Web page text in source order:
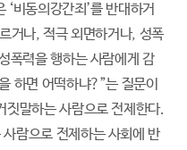
비동의강간죄’를 반대하거
거나, 적극 외면하거나, 성폭
폭력을 행하는 사람에게 감
하면 어떡하냐?”는 질문이
짓말하는 사람으로 전제한다.
람으로 전제하는 사회에 반